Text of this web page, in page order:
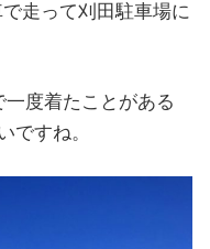
走って刈田駐車場に
度着たことがある
ですね。